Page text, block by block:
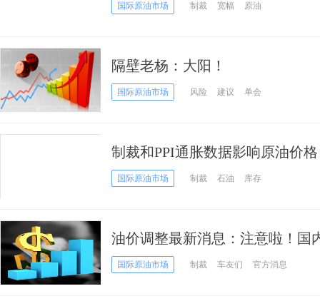
国际原油市场 制裁 宽幅 原油
隔壁老杨：大阳！
国际原油市场 风险 建议 单会
制裁和PPI通胀数据影响原油价
豫不决
国际原油市场 制裁 石油 库存
油价调整最新消息：注意啦！国
赶紧在涨价前加油去！
国际原油市场 制裁 车友们 官方消息